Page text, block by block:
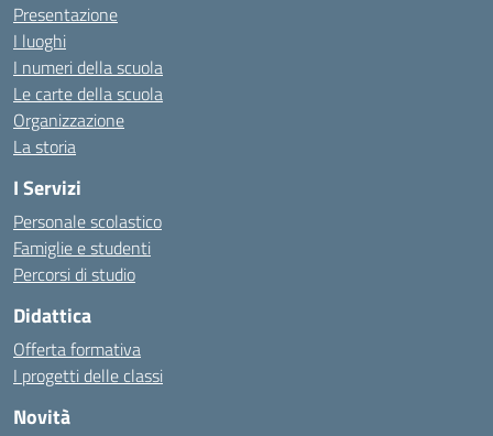
Presentazione
I luoghi
I numeri della scuola
Le carte della scuola
Organizzazione
La storia
I Servizi
Personale scolastico
Famiglie e studenti
Percorsi di studio
Didattica
Offerta formativa
I progetti delle classi
Novità